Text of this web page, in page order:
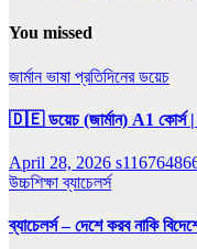
You missed
জার্মান ভাষা প্রতিদিনের ডয়েচ
🇩🇪 ডয়েচ (জার্মান) A1 কোর্স |
April 28, 2026
উচ্চশিক্ষাব্যাচেলর্স
ব্যাচেলর্স – দেশে করব নাকি